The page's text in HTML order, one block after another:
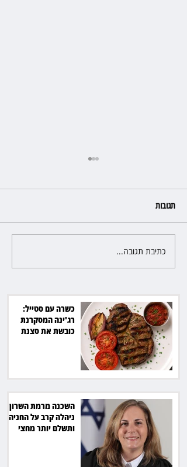
פרקליטת מחוז חיפה בדרך
לפרישה: תקבל יותר ממיליון שקל
תגובות
כתיבת תגובה...
כשרה עם סטייל:
רג'ינה המסקרנת
כובשת את סצנת
השכנה מרמת השרון
ניהלה קרב על החניה -
ותשלם יותר מחצי